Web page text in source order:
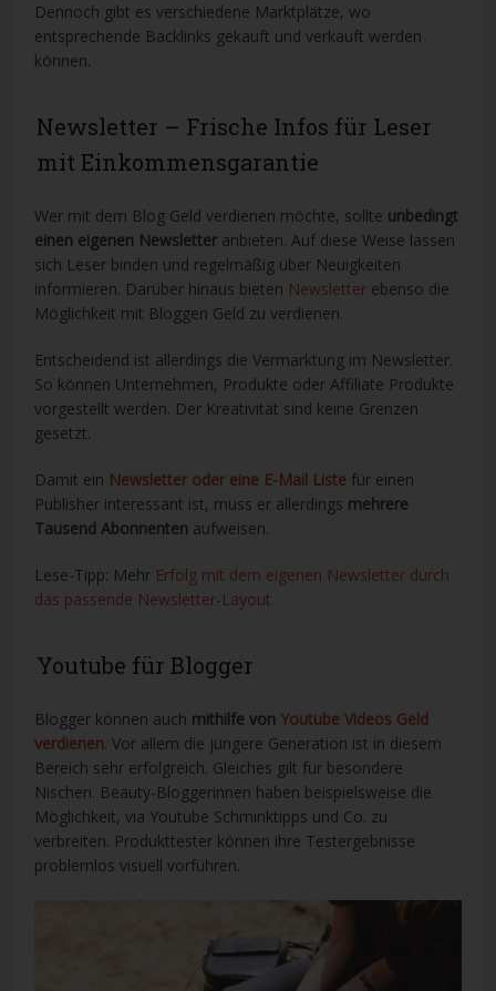
Dennoch gibt es verschiedene Marktplätze, wo
entsprechende Backlinks gekauft und verkauft werden
können.
Newsletter – Frische Infos für Leser
mit Einkommensgarantie
Wer mit dem Blog Geld verdienen möchte, sollte unbedingt
einen eigenen Newsletteranbieten. Auf diese Weise lassen
sich Leser binden und regelmäßig über Neuigkeiten
informieren. Darüber hinaus bieten Newsletter ebenso die
Möglichkeit mit Bloggen Geld zu verdienen.
Entscheidend ist allerdings die Vermarktung im Newsletter.
So können Unternehmen, Produkte oder Affiliate Produkte
vorgestellt werden. Der Kreativität sind keine Grenzen
gesetzt.
Damit ein Newsletter oder eine E-Mail Liste für einen
Publisher interessant ist, muss er allerdings mehrere
Tausend Abonnenten aufweisen.
Lese-Tipp: Mehr Erfolg mit dem eigenen Newsletter durch
das passende Newsletter-Layout
Youtube für Blogger
Blogger können auch mithilfe von Youtube Videos Geld
verdienen. Vor allem die jüngere Generation ist in diesem
Bereich sehr erfolgreich. Gleiches gilt für besondere
Nischen. Beauty-Bloggerinnen haben beispielsweise die
Möglichkeit, via Youtube Schminktipps und Co. zu
verbreiten. Produkttester können ihre Testergebnisse
problemlos visuell vorführen.